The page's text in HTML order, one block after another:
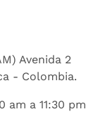
Avenida 2
- Colombia.
am a 11:30 pm